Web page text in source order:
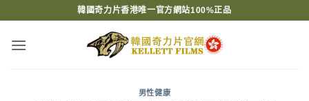
content
韓國奇力片香港唯一官方網站100%正品
男性健康